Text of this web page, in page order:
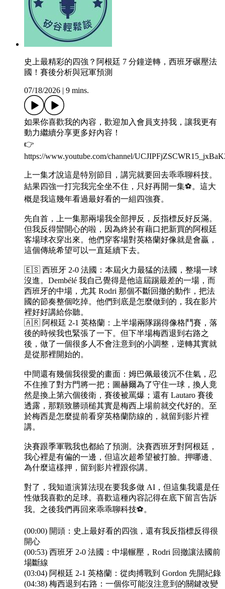
史上最精彩的四強？阿根廷 7 分鐘逆轉，西班牙碾壓法
國！賽後分析與冠軍預測
07/18/2026 9 mins.
如果你喜歡我的內容，歡迎加入會員支持我，讓我更有
動力繼續分享更多好內容！
👉
https://www.youtube.com/channel/
上一集才說這是特別節目，講完就要回去乖乖聊科技。
結果四強一打完我完全坐不住，只好再開一集⚽️。這大
概是我這幾年看過最好看的一組四強賽。
先自首，上一集那兩場我全部押反，反指標反好反滿。
但我反得蠻開心的啦，因為終於有藉口把新買的阿根廷
客場球衣穿出來。他們穿客場對英格蘭好像就是會贏，
這個傳統希望可以一直延續下去。
🇪🇸 西班牙 2-0 法國：本屆火力最猛的法國，整場一球
沒進。Dembélé 我自己覺得是他這屆踢最差的一場，而
西班牙的中場，尤其 Rodri 那個不斷回撤的動作，把法
國的節奏整個吃掉。他們到底是怎麼做到的，我在影片
裡好好講給你聽。
🇦🇷 阿根廷 2-1 英格蘭：上半場兩隊踢得像格鬥賽，落
後的時候我也緊張了一下。但下半場梅西退到右路之
後，做了一個很多人不會注意到的小調整，逆轉其實就
是從那裡開始的。
中間還有幾個我很愛的畫面：姆巴佩最後沉不住氣，忍
不住推了對方門將一把；圖赫爾為了守住一球，換人竟
然是換上第六個後衛，賽後被罵爆；還有 Lautaro 賽後
透露，那顆致勝頭槌其實是梅西上場前就交代好的。至
於梅西是怎麼提前看穿英格蘭防線的，就留到影片裡
講。
決賽跟季軍戰我也都給了預測。決賽西班牙對阿根廷，
我心裡是有偏的一邊，但這次超希望被打臉。押哪邊、
為什麼這樣押，留到影片裡跟你講。
對了，我知道演算法現在要我多做 AI，但這集我還是任
性做我喜歡的足球。喜歡這種內容記得在底下留言告訴
我。之後我們再回來乖乖聊科技⚽️。
(00:00) 開頭：史上最好看的四強，還有我反指標反得很
開心
(00:53) 西班牙 2-0 法國：中場輾壓，Rodri 回撤讓法國前
場斷線
(03:04) 阿根廷 2-1 英格蘭：從肉搏戰到 Gordon 先開紀錄
(04:38) 梅西退到右路：一個你可能沒注意到的關鍵改變